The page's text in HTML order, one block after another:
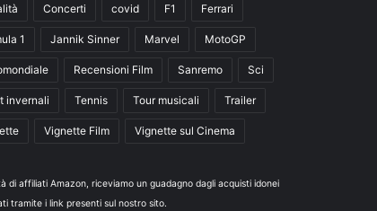
Concerti covid F1 Ferrari
1 Jannik Sinner Marvel MotoGP
Recensioni Film Sanremo Sci
invernali Tennis Tour musicali Trailer
Vignette Film Vignette sul Cinema
di affiliati Amazon, riceviamo un guadagno dagli acquisti idonei
tramite i link presenti sul nostro sito.